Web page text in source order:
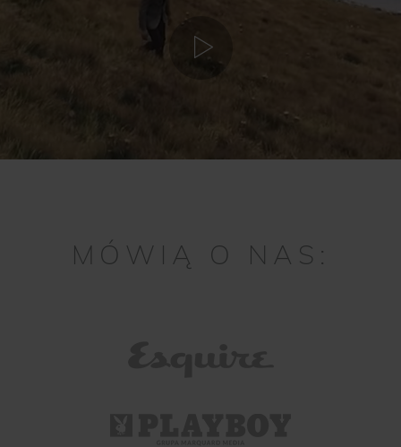
MÓWIĄ O NAS: